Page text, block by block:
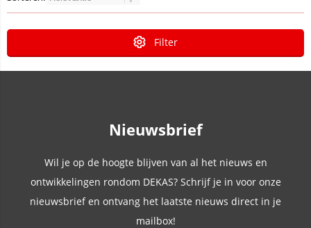
Filter
Nieuwsbrief
Wil je op de hoogte blijven van al het nieuws en
ontwikkelingen rondom DEKAS? Schrijf je in voor onze
nieuwsbrief en ontvang het laatste nieuws direct in je
mailbox!